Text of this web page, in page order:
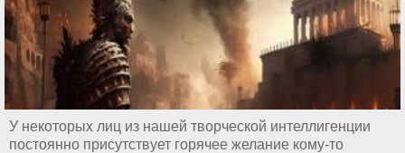
У некоторых лиц из нашей творческой интеллигенции
постоянно присутствует горячее желание кому-то